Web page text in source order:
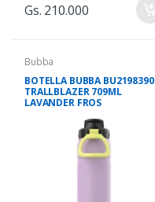
Gs. 210.000
Bubba
BOTELLA BUBBA BU2198390
TRALLBLAZER 709ML
LAVANDER FROS